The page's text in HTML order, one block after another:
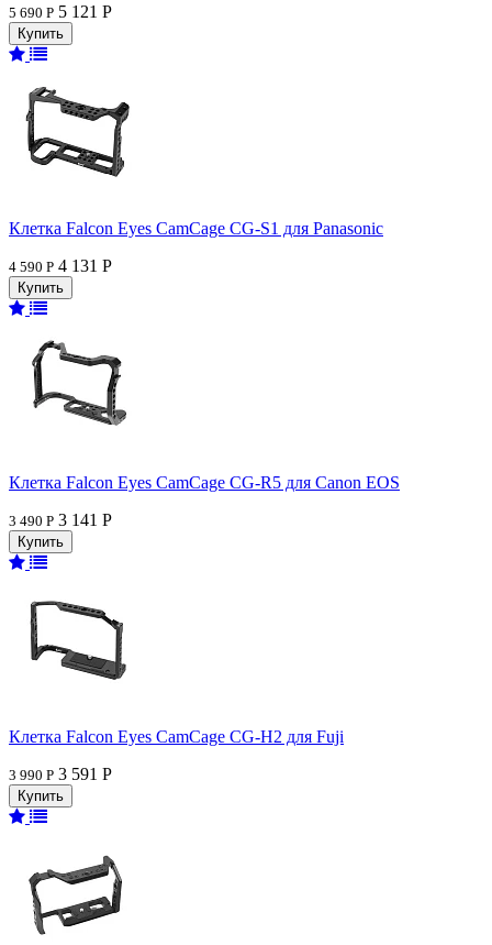
5 690 Р 5 121 Р
Клетка Falcon Eyes CamCage CG-S1 для Panasonic
4 590 Р 4 131 Р
Клетка Falcon Eyes CamCage CG-R5 для Canon EOS
3 490 Р 3 141 Р
Клетка Falcon Eyes CamCage CG-H2 для Fuji
3 990 Р 3 591 Р